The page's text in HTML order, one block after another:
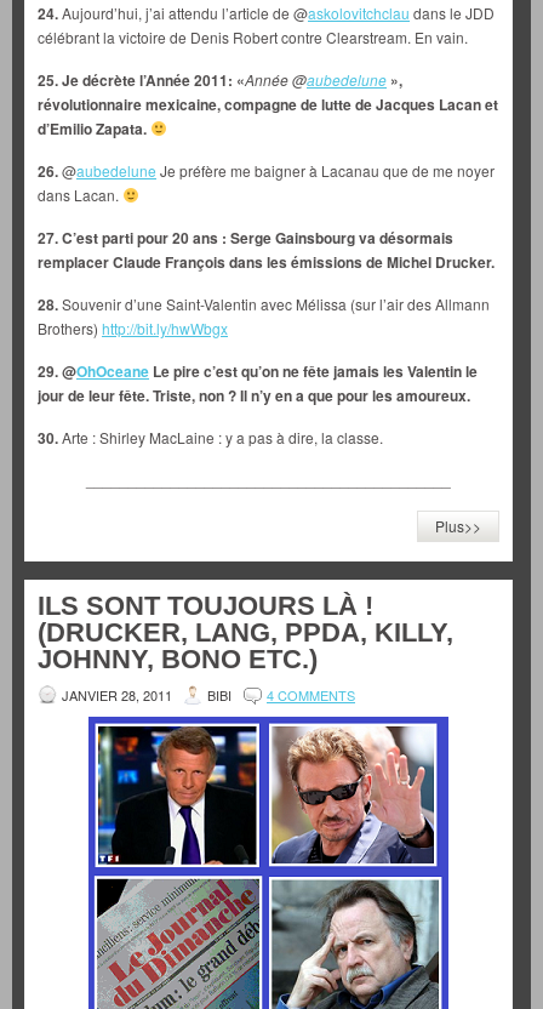
24.Aujourd’hui, j’ai attendu l’article de @askolovitchclau dans le JDD
célébrant la victoire de Denis Robert contre Clearstream. En vain.
25. Je décrète l’Année 2011: «Année @aubedelune »,
révolutionnaire mexicaine, compagne de lutte de Jacques Lacan et
d’Emilio Zapata.
26.@aubedelune Je préfère me baigner à Lacanau que de me noyer
dans Lacan.
27. C’est parti pour 20 ans : Serge Gainsbourg va désormais
remplacer Claude François dans les émissions de Michel Drucker.
28.Souvenir d’une Saint-Valentin avec Mélissa (sur l’air des Allmann
Brothers) http://bit.ly/hwWbgx
29. @OhOceane Le pire c’est qu’on ne fête jamais les Valentin le
jour de leur fête. Triste, non ? Il n’y en a que pour les amoureux.
30.Arte : Shirley MacLaine : y a pas à dire, la classe.
Plus>>
ILS SONT TOUJOURS LÀ !
(DRUCKER, LANG, PPDA, KILLY,
JOHNNY, BONO ETC.)
JANVIER 28, 2011 BIBI 4 COMMENTS